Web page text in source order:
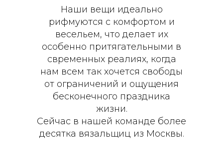
Наши вещи идеально
рифмуются c комфортом и
весельем, что делает их
особенно притягательными в
свременных реалиях, когда
нам всем так хочется свободы
от ограничений и ощущения
бесконечного праздника
жизни.
Сейчас в нашей команде более
десятка вязальщиц из Москвы.